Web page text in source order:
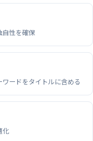
自性を確保
ードをタイトルに含める
化